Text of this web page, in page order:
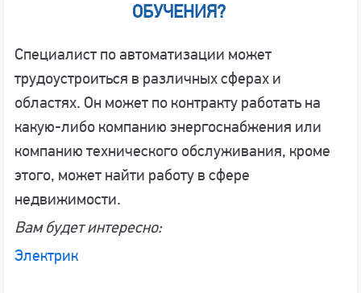
ОБУЧЕНИЯ?
Специалист по автоматизации может
трудоустроиться в различных сферах и
областях. Он может по контракту работать на
какую-либо компанию энергоснабжения или
компанию технического обслуживания, кроме
этого, может найти работу в сфере
недвижимости.
Вам будет интересно:
Электрик